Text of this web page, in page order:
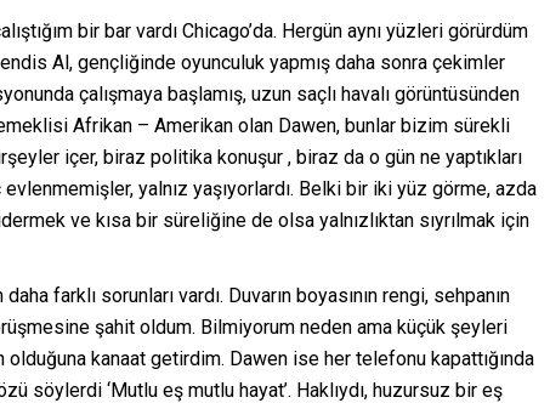
bir bar vardı Chicago’da. Hergün aynı yüzleri görürdüm
Al, gençliğinde oyunculuk yapmış daha sonra çekimler
çalışmaya başlamış, uzun saçlı havalı görüntüsünden
Afrikan – Amerikan olan Dawen, bunlar bizim sürekli
içer, biraz politika konuşur , biraz da o gün ne yaptıkları
evlenmemişler, yalnız yaşıyorlardı. Belki bir iki yüz görme, azda
ve kısa bir süreliğine de olsa yalnızlıktan sıyrılmak için
farklı sorunları vardı. Duvarın boyasının rengi, sehpanın
şahit oldum. Bilmiyorum neden ama küçük şeyleri
olduğuna kanaat getirdim. Dawen ise her telefonu kapattığında
söylerdi ‘Mutlu eş mutlu hayat’. Haklıydı, huzursuz bir eş